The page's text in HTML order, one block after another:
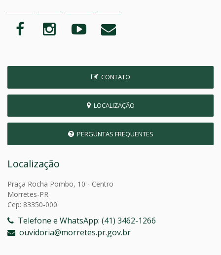
CONTATO
LOCALIZAÇÃO
PERGUNTAS FREQUENTES
Localização
Praça Rocha Pombo, 10 - Centro
Morretes-PR
Cep: 83350-000
Telefone e WhatsApp: (41) 3462-1266
ouvidoria@morretes.pr.gov.br